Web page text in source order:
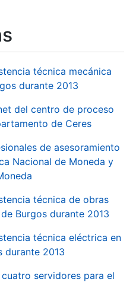
técnica mecánica
durante 2013
del centro de proceso
de Ceres
de asesoramiento
Nacional de Moneda y
técnica de obras
Burgos durante 2013
técnica eléctrica en
durante 2013
servidores para el